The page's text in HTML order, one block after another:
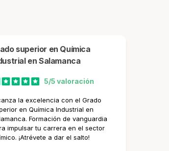
en Salamanca
5/5 valoración
la excelencia con el Grado
en Química Industrial en
Formación de vanguardia
impulsar tu carrera en el sector
¡Atrévete a dar el salto!